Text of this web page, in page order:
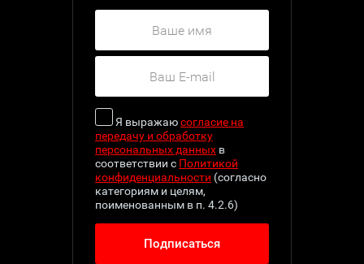
Я выражаюсогласие на
передачу и обработку
персональных данных в
соответствии с Политикой
конфиденциальности (согласно
категориям и целям,
поименованным в п. 4.2.6)
Подписаться